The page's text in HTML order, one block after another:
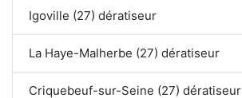
Igoville (27) dératiseur
La Haye-Malherbe (27) dératiseur
Criquebeuf-sur-Seine (27) dératiseur